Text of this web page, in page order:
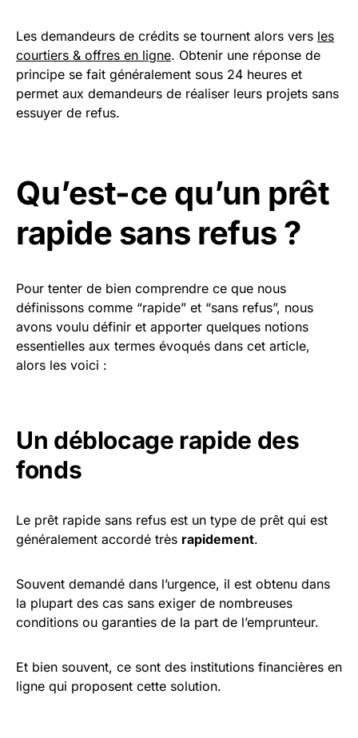
Les demandeurs de crédits se tournent alors vers les
courtiers & offres en ligne. Obtenir une réponse de
principe se fait généralement sous 24 heures et
permet aux demandeurs de réaliser leurs projets sans
essuyer de refus.
Qu’est-ce qu’un prêt
rapide sans refus ?
Pour tenter de bien comprendre ce que nous
définissons comme “rapide” et “sans refus”, nous
avons voulu définir et apporter quelques notions
essentielles aux termes évoqués dans cet article,
alors les voici :
Un déblocage rapide des
fonds
Le prêt rapide sans refus est un type de prêt qui est
généralement accordé très rapidement.
Souvent demandé dans l’urgence, il est obtenu dans
la plupart des cas sans exiger de nombreuses
conditions ou garanties de la part de l’emprunteur.
Et bien souvent, ce sont des institutions financières en
ligne qui proposent cette solution.